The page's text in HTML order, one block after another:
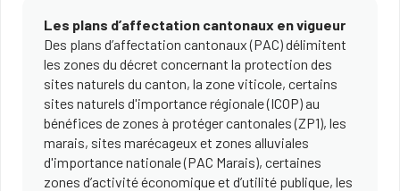
Les plans d’affectation cantonaux en vigueur
Des plans d’affectation cantonaux (PAC) délimitent
les zones du décret concernant la protection des
sites naturels du canton, la zone viticole, certains
sites naturels d'importance régionale (ICOP) au
bénéfices de zones à protéger cantonales (ZP1), les
marais, sites marécageux et zones alluviales
d'importance nationale (PAC Marais), certaines
zones d’activité économique et d’utilité publique, les